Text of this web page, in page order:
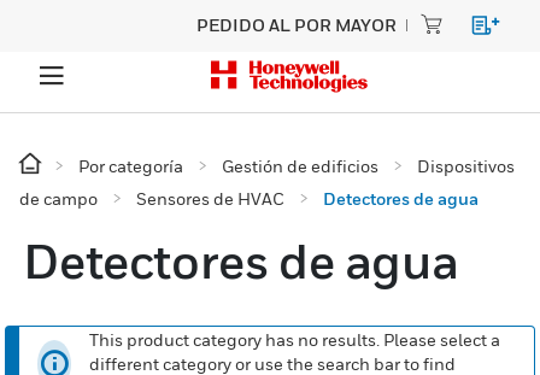
PEDIDO AL POR MAYOR
Por categoría Gestión de edificios
Dispositivos
de campo
Sensores de HVAC Detectores de agua
Detectores de agua
This product category has no results. Please select a
different category or use the search bar to find